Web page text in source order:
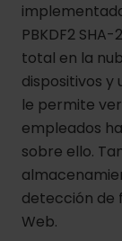
PBKDF2
total en la
dispositivos y
le permite
empleados
sobre ello.
detección de
Web.